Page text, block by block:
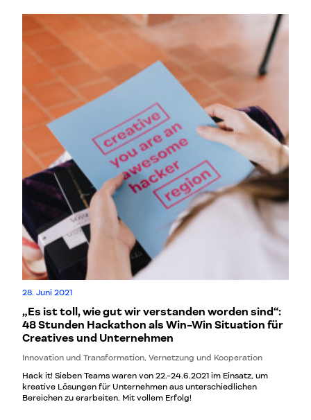
28. Juni 2021
„Es ist toll, wie gut wir verstanden worden sind“:
48 Stunden Hackathon als Win-Win Situation für
Creatives und Unternehmen
Innovation und Transformation, Vernetzung und Kooperation
Hack it! Sieben Teams waren von 22.-24.6.2021 im Einsatz, um
kreative Lösungen für Unternehmen aus unterschiedlichen
Bereichen zu erarbeiten. Mit vollem Erfolg!